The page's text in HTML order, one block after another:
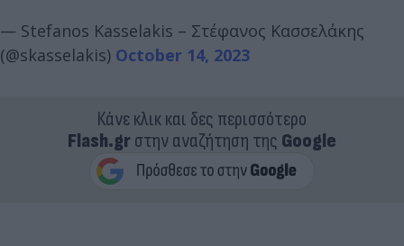
— Stefanos Kasselakis – Στέφανος Κασσελάκης
(@skasselakis) October 14, 2023
Κάνε κλικ και δες περισσότερο
Flash.grστην αναζήτηση της Google